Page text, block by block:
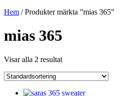
Hem / Produkter märkta ”mias 365”
mias 365
Visar alla 2 resultat